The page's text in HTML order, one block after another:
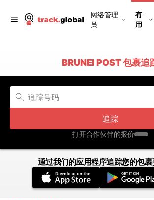
网络管理
员
有
用
BRUNEI POST 包裹追
追踪
打开合作伙伴的报价
通过我们的应用程序追踪您的包